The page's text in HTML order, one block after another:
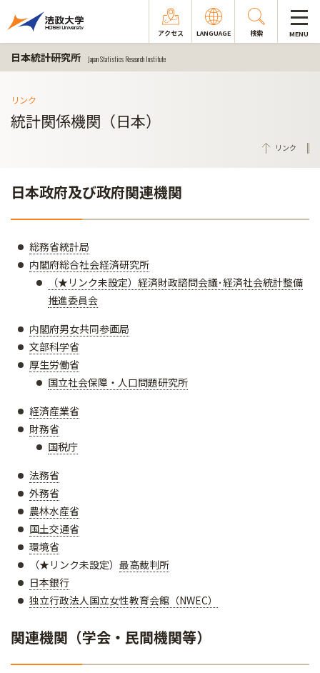
アクセス LANGUAGE 検索 MENU
日本統計研究所 Japan Statistics Research Institute
リンク
統計関係機関（日本）
リンク
日本政府及び政府関連機関
総務省統計局
内閣府総合社会経済研究所
（★リンク未設定）経済財政諮問会議･経済社会統計整備
推進委員会
内閣府男女共同参画局
文部科学省
厚生労働省
国立社会保障・人口問題研究所
経済産業省
財務省
国税庁
法務省
外務省
農林水産省
国土交通省
環境省
（★リンク未設定） 最高裁判所
日本銀行
独立行政法人国立女性教育会館（NWEC）
関連機関（学会・民間機関等）